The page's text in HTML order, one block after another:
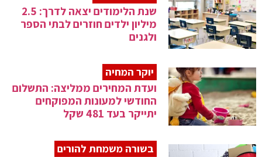
שנת הלימודים יצאה לדרך: 2.5
מיליון ילדים חוזרים לבתי הספר
ולגנים
יוקר המחיה
ועדת המחירים ממליצה: התשלום
החודשי למעונות המפוקחים
יתייקר בעד 481 שקל
בשורה משמחת להורים